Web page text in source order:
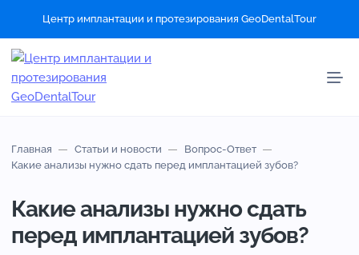
Центр имплантации и протезирования GeoDentalTour
Главная Статьи и новости
Вопрос-Ответ
Какие анализы нужно сдать перед имплантацией зубов?
Какие анализы нужно сдать
перед имплантацией зубов?